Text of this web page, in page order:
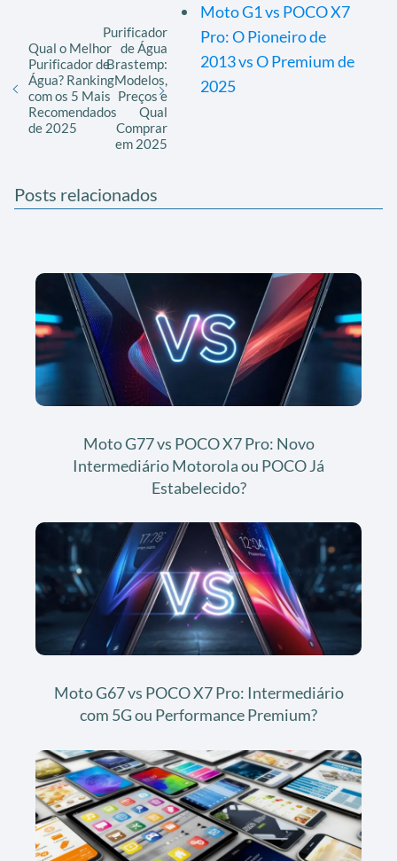
Moto G1 vs POCO X7
Pro: O Pioneiro de
2013 vs O Premium de
2025
Qual o Melhor
Purificador de
Água? Ranking
com os 5 Mais
Recomendados
de 2025
Purificador
de Água
Brastemp:
Modelos,
Preços e
Qual
Comprar
em 2025
Posts relacionados
Moto G77 vs POCO X7 Pro: Novo
Intermediário Motorola ou POCO Já
Estabelecido?
Moto G67 vs POCO X7 Pro: Intermediário
com 5G ou Performance Premium?